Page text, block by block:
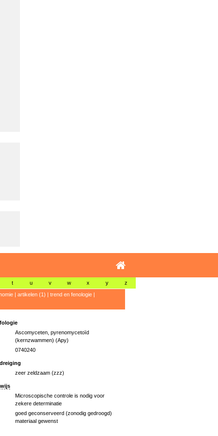
t u v w x y z
| artikelen (1) | trend en fenologie|
Ascomyceten, pyrenomycetoïd
(kernzwammen) (Apy)
0740240
zeer zeldzaam (zzz)
Microscopische controle is nodig voor
zekere determinatie
goed geconserveerd (zonodig gedroogd)
materiaal gewenst